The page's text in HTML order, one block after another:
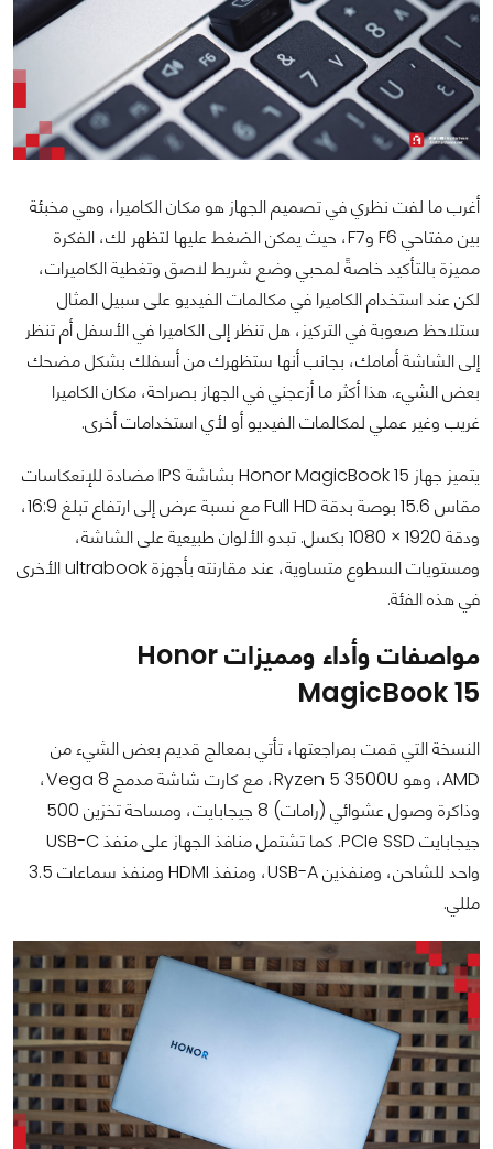
أغرب ما لفت نظري في تصميم الجهاز هو مكان الكاميرا، وهي مخبئة
بين مفتاحي F6 وF7، حيث يمكن الضغط عليها لتظهر لك، الفكرة
مميزة بالتأكيد خاصةً لمحبي وضع شريط لاصق وتغطية الكاميرات،
لكن عند استخدام الكاميرا في مكالمات الفيديو على سبيل المثال
ستلاحظ صعوبة في التركيز، هل تنظر إلى الكاميرا في الأسفل أم تنظر
إلى الشاشة أمامك، بجانب أنها ستظهرك من أسفلك بشكل مضحك
بعض الشيء. هذا أكثر ما أزعجني في الجهاز بصراحة، مكان الكاميرا
غريب وغير عملي لمكالمات الفيديو أو لأي استخدامات أخرى.
يتميز جهاز Honor MagicBook 15 بشاشة IPS مضادة للإنعكاسات
مقاس 15.6 بوصة بدقة Full HD مع نسبة عرض إلى ارتفاع تبلغ 16:9،
ودقة 1920 × 1080 بكسل. تبدو الألوان طبيعية على الشاشة،
ومستويات السطوع متساوية، عند مقارنته بأجهزة ultrabook الأخرى
في هذه الفئة.
مواصفات وأداء ومميزات Honor
MagicBook 15
النسخة التي قمت بمراجعتها، تأتي بمعالج قديم بعض الشيء من
AMD، وهو Ryzen 5 3500U، مع كارت شاشة مدمج Vega 8،
وذاكرة وصول عشوائي (رامات) 8 جيجابايت، ومساحة تخزين 500
جيجابايت PCIe SSD. كما تشتمل منافذ الجهاز على منفذ USB-C
واحد للشاحن، ومنفذين USB-A، ومنفذ HDMI ومنفذ سماعات 3.5
مللي.